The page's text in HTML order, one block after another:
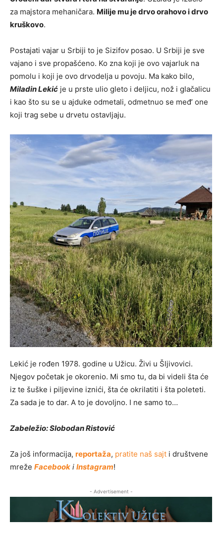
za majstora mehaničara. Milije mu je drvo orahovo i drvo
kruškovo.
Postajati vajar u Srbiji to je Sizifov posao. U Srbiji je sve
vajano i sve propašćeno. Ko zna koji je ovo vajarluk na
pomolu i koji je ovo drvodelja u povoju. Ma kako bilo,
Miladin Lekić je u prste ulio gleto i deljicu, nož i glačalicu
i kao što su se u ajduke odmetali, odmetnuo se međ’ one
koji trag sebe u drvetu ostavljaju.
Lekić je rođen 1978. godine u Užicu. Živi u Šljivovici.
Njegov početak je okorenio. Mi smo tu, da bi videli šta će
iz te šuške i piljevine iznići, šta će okrilatiti i šta poleteti.
Za sada je to dar. A to je dovoljno. I ne samo to…
Zabeležio: Slobodan Ristović
Za još informacija, reportaža, pratite naš sajt i društvene
mreže Facebook i Instagram!
- Advertisement -